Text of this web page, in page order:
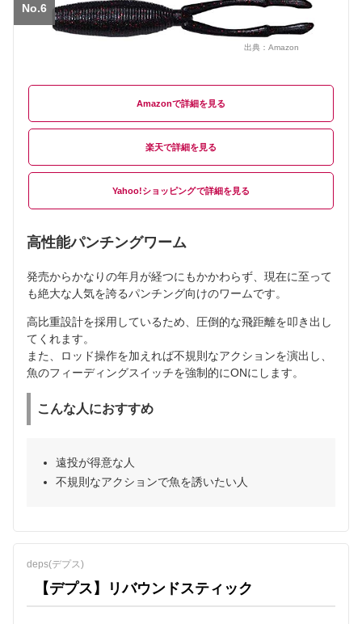
No.6
出典： Amazon
Amazon
楽天
Yahoo!ショッピング
高性能パンチングワーム
発売からかなりの年月が経つにもかかわらず、現在に至って
も絶大な人気を誇るパンチング向けのワームです。
高比重設計を採用しているため、圧倒的な飛距離を叩き出し
てくれます。
また、ロッド操作を加えれば不規則なアクションを演出し、
魚のフィーディングスイッチを強制的にONにします。
こんな人におすすめ
遠投が得意な人
不規則なアクションで魚を誘いたい人
deps(デプス)
【デプス】リバウンドスティック